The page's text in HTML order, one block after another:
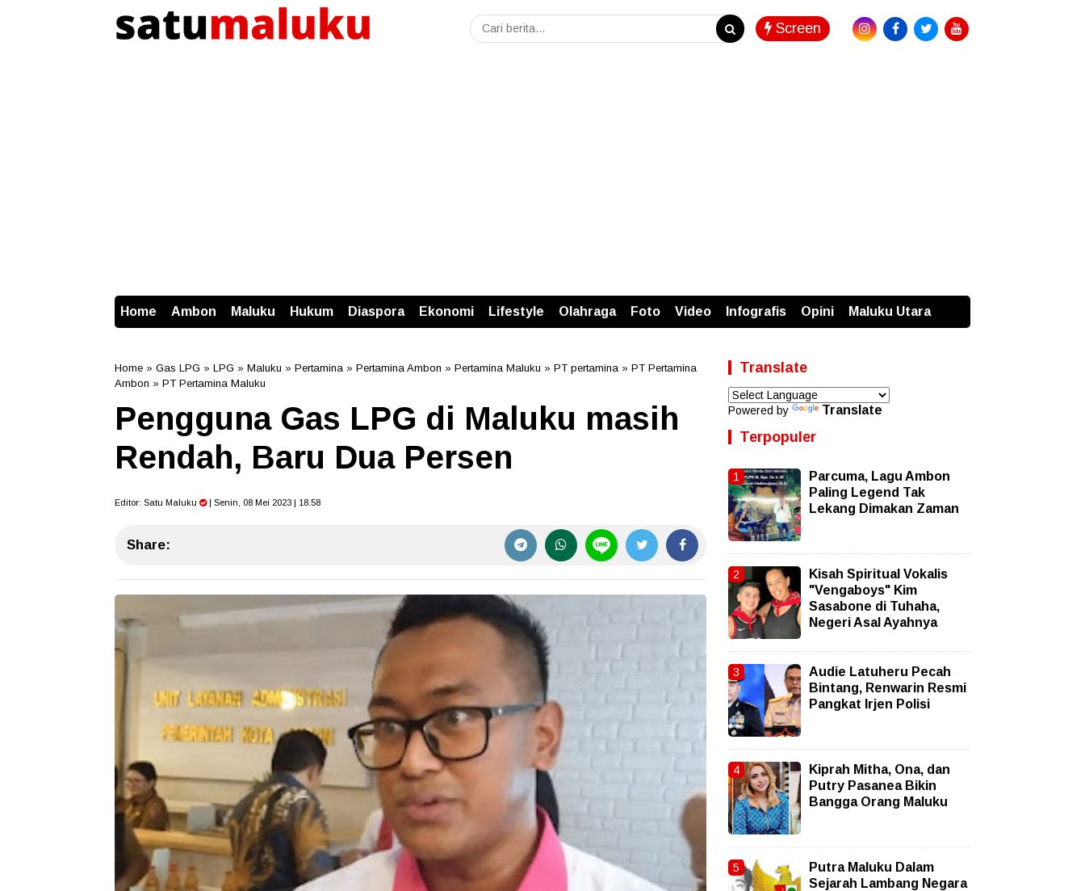
Screen
Home Ambon Maluku Hukum Diaspora Ekonomi Lifestyle Olahraga Foto Video Infografis Opini Maluku Utara
Home » Gas LPG » LPG » Maluku » Pertamina » Pertamina Ambon » Pertamina Maluku » PT pertamina » PT Pertamina
Ambon » PT Pertamina Maluku
Pengguna Gas LPG di Maluku masih
Rendah, Baru Dua Persen
Editor: Satu Maluku | Senin, 08 Mei 2023 | 18.58
Share:
Translate
Powered by Translate
Terpopuler
Parcuma, Lagu Ambon
Paling Legend Tak
Lekang Dimakan Zaman
Kisah Spiritual Vokalis
"Vengaboys" Kim
Sasabone di Tuhaha,
Negeri Asal Ayahnya
Audie Latuheru Pecah
Bintang, Renwarin Resmi
Pangkat Irjen Polisi
Kiprah Mitha, Ona, dan
Putry Pasanea Bikin
Bangga Orang Maluku
Putra Maluku Dalam
Sejarah Lambang Negara